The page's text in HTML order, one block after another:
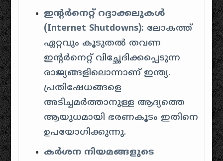
ഇന്റർനെറ്റ് റദ്ദാക്കലുകൾ
(Internet Shutdowns): ലോകത്ത്
ഏറ്റവും കൂടുതൽ തവണ
ഇന്റർനെറ്റ് വിച്ഛേദിക്കപ്പെടുന്ന
രാജ്യങ്ങളിലൊന്നാണ് ഇന്ത്യ.
പ്രതിഷേധങ്ങളെ
അടിച്ചമർത്താനുള്ള ആദ്യത്തെ
ആയുധമായി ഭരണകൂടം ഇതിനെ
ഉപയോഗിക്കുന്നു.
കർശന നിയമങ്ങളുടെ